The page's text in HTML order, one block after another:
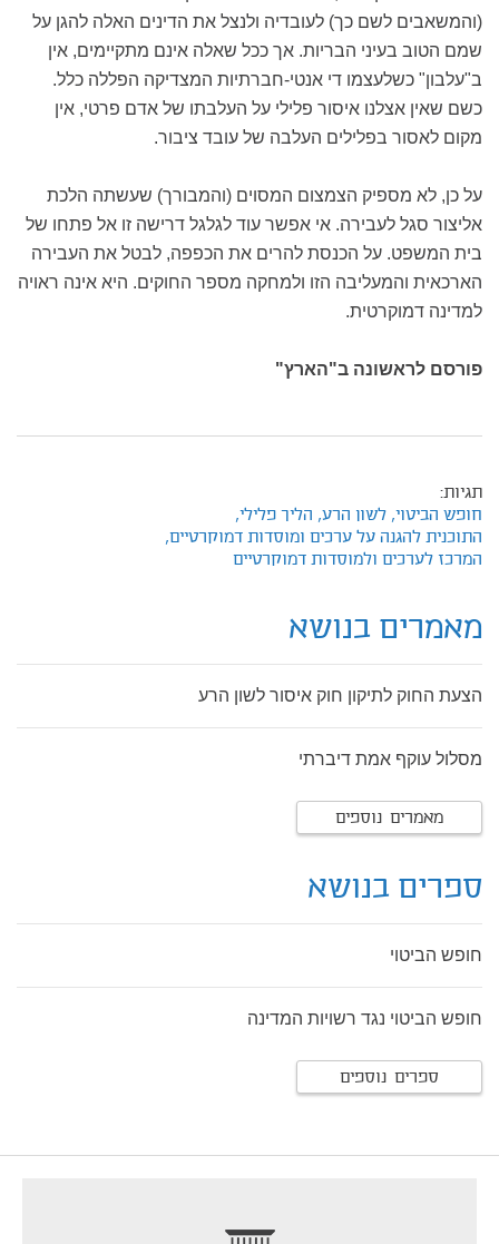
(והמשאבים לשם כך) לעובדיה ולנצל את הדינים האלה להגן על
שמם הטוב בעיני הבריות. אך ככל שאלה אינם מתקיימים, אין
ב"עלבון" כשלעצמו די אנטי-חברתיות המצדיקה הפללה כלל.
כשם שאין אצלנו איסור פלילי על העלבתו של אדם פרטי, אין
מקום לאסור בפלילים העלבה של עובד ציבור.
על כן, לא מספיק הצמצום המסוים (והמבורך) שעשתה הלכת
אליצור סגל לעבירה. אי אפשר עוד לגלגל דרישה זו אל פתחו של
בית המשפט. על הכנסת להרים את הכפפה, לבטל את העבירה
הארכאית והמעליבה הזו ולמחקה מספר החוקים. היא אינה ראויה
למדינה דמוקרטית.
פורסם לראשונה ב"הארץ"
תגיות:
חופש הביטוי, לשון הרע, הליך פלילי,
התוכנית להגנה על ערכים ומוסדות דמוקרטיים,
המרכז לערכים ולמוסדות דמוקרטיים
מאמרים בנושא
הצעת החוק לתיקון חוק איסור לשון הרע
מסלול עוקף אמת דיברתי
מאמרים נוספים
ספרים בנושא
חופש הביטוי
חופש הביטוי נגד רשויות המדינה
ספרים נוספים